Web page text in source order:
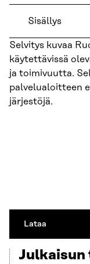
Sisällys
Selvitys kuvaa
käytettävissä
ja toimivuutta.
palvelualoitteen
järjestöjä.
Lataa
Julkaisun